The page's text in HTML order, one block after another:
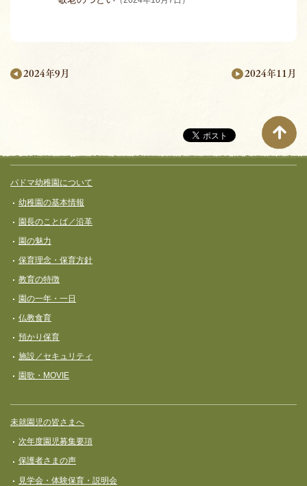
ペ
ー
ジ
ナ
ビ
ゲ
ー
シ
ョ
ン
2024年9月 2024年11月
フッターコンテンツ
パドマ幼稚園について
幼稚園の基本情報
園長のことば／沿革
園の魅力
保育理念・保育⽅針
教育の特徴
園の一年・一日
仏教食育
預かり保育
施設／セキュリティ
園歌・MOVIE
未就園児の皆さまへ
次年度園児募集要項
保護者さまの声
見学会・体験保育・説明会